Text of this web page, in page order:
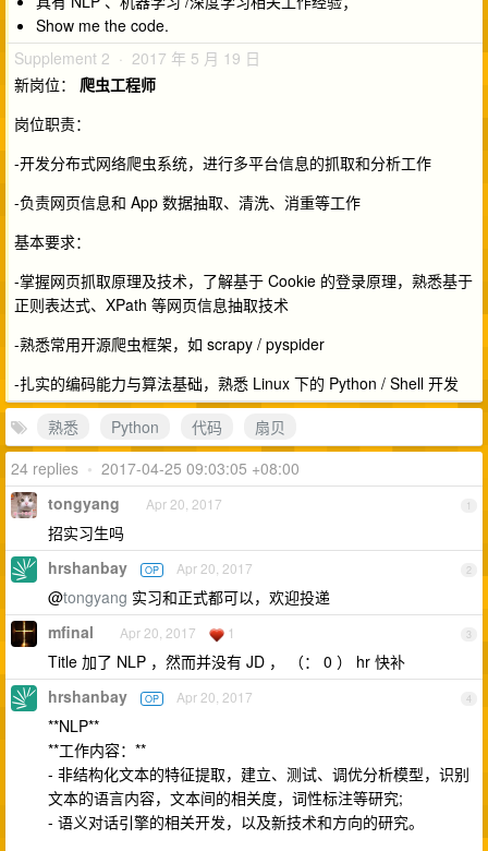
Show me the code.
Supplement 2 · 2017 年 5 月 19 日
新岗位： 爬虫工程师
岗位职责：
-开发分布式网络爬虫系统，进行多平台信息的抓取和分析工作
-负责网页信息和 App 数据抽取、清洗、消重等工作
基本要求：
-掌握网页抓取原理及技术，了解基于 Cookie 的登录原理，熟悉基于
正则表达式、XPath 等网页信息抽取技术
-熟悉常用开源爬虫框架，如 scrapy / pyspider
-扎实的编码能力与算法基础，熟悉 Linux 下的 Python / Shell 开发
熟悉
Python 代码
扇贝
24 replies • 2017-04-25 09:03:05 +08:00
1
tongyang Apr 20, 2017
招实习生吗
2
hrshanbay OP Apr 20, 2017
@tongyang 实习和正式都可以，欢迎投递
3
mfinal Apr 20, 2017 1
Title 加了 NLP ，然而并没有 JD ， （： 0 ） hr 快补
4
hrshanbay OP Apr 20, 2017
**NLP**
**工作内容：**
- 非结构化文本的特征提取，建立、测试、调优分析模型，识别
文本的语言内容，文本间的相关度，词性标注等研究;
- 语义对话引擎的相关开发，以及新技术和方向的研究。